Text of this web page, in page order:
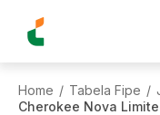
Home / Tabela Fipe /
Cherokee Nova